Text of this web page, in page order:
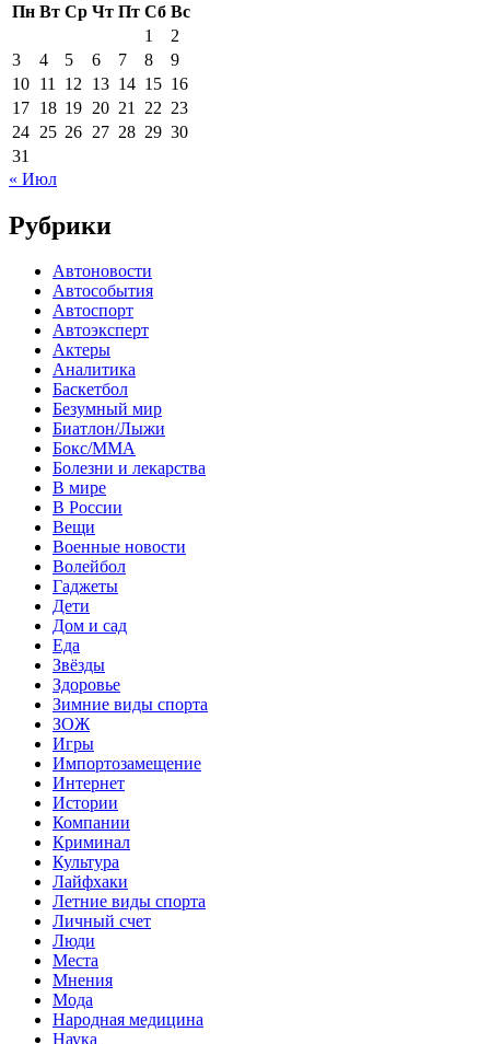
Пн Вт Ср Чт Пт Сб Вс
1
2
3
4 5 6 7 8
9
10 11 12 13 14 15 16
17 18 19 20 21 22 23
24 25 26 27 28 29 30
31
« Июл
Рубрики
Автоновости
Автособытия
Автоспорт
Автоэксперт
Актеры
Аналитика
Баскетбол
Безумный мир
Биатлон/Лыжи
Бокс/MMA
Болезни и лекарства
В мире
В России
Вещи
Военные новости
Волейбол
Гаджеты
Дети
Дом и сад
Еда
Звёзды
Здоровье
Зимние виды спорта
ЗОЖ
Игры
Импортозамещение
Интернет
Истории
Компании
Криминал
Культура
Лайфхаки
Летние виды спорта
Личный счет
Люди
Места
Мнения
Мода
Народная медицина
Наука